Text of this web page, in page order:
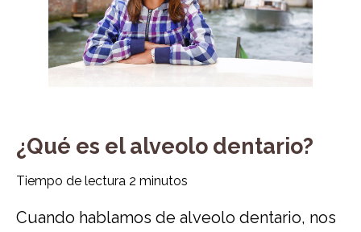
¿Qué es el alveolo dentario?
Tiempo de lectura 2 minutos
Cuando hablamos de alveolo dentario, nos